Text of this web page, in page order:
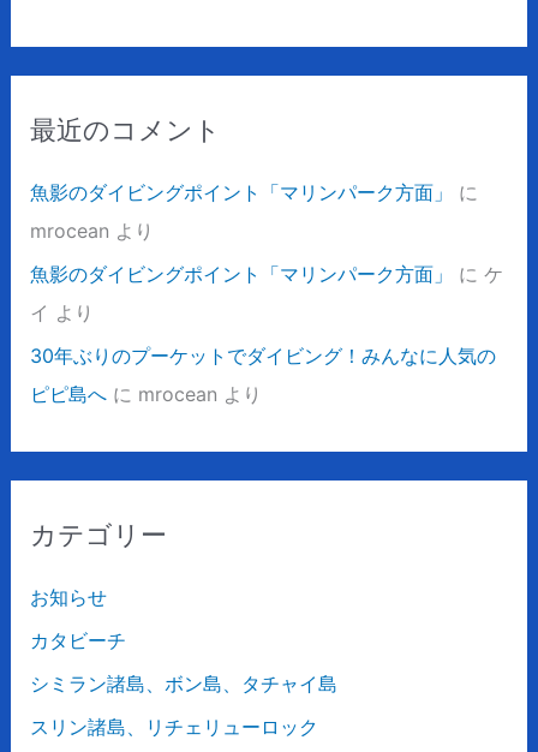
最近のコメント
魚影のダイビングポイント「マリンパーク方面」
に
mrocean より
魚影のダイビングポイント「マリンパーク方面」
に ケ
イ より
30年ぶりのプーケットでダイビング！みんなに人気の
ピピ島へに mrocean より
カテゴリー
お知らせ
カタビーチ
シミラン諸島、ボン島、タチャイ島
スリン諸島、リチェリューロック